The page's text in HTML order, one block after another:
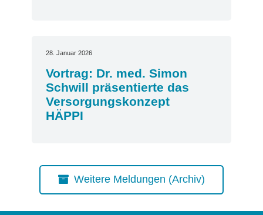
28. Januar 2026
Vortrag: Dr. med. Simon
Schwill präsentierte das
Versorgungskonzept
HÄPPI
Weitere Meldungen (Archiv)